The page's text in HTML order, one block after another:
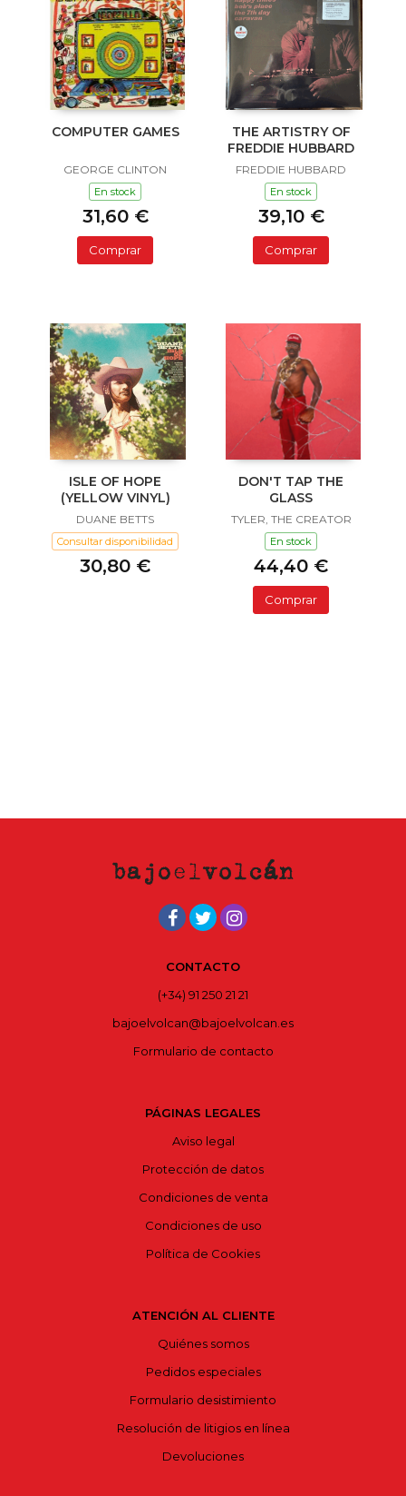
COMPUTER GAMES
GEORGE CLINTON
En stock
31,60 €
Comprar
THE ARTISTRY OF
FREDDIE HUBBARD
FREDDIE HUBBARD
En stock
39,10 €
Comprar
ISLE OF HOPE
(YELLOW VINYL)
DUANE BETTS
Consultar disponibilidad
30,80 €
DON'T TAP THE
GLASS
TYLER, THE CREATOR
En stock
44,40 €
Comprar
CONTACTO
(+34) 91 250 21 21
bajoelvolcan@bajoelvolcan.es
Formulario de contacto
PÁGINAS LEGALES
Aviso legal
Protección de datos
Condiciones de venta
Condiciones de uso
Política de Cookies
ATENCIÓN AL CLIENTE
Quiénes somos
Pedidos especiales
Formulario desistimiento
Resolución de litigios en línea
Devoluciones